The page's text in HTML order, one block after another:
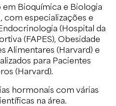
Bioquímica e Biologia
com especializações e
(Hospital da
(FAPES), Obesidade
Alimentares (Harvard) e
para Pacientes
(Harvard).
hormonais com várias
na área.